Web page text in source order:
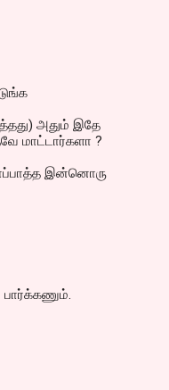
அதும் இதே
மாட்டார்களா ?
இன்னொரு